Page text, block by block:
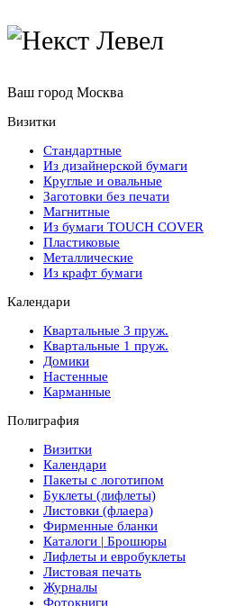
Ваш город Москва
Визитки
Стандартные
Из дизайнерской бумаги
Круглые и овальные
Заготовки без печати
Магнитные
Из бумаги TOUCH COVER
Пластиковые
Металлические
Из крафт бумаги
Календари
Квартальные 3 пруж.
Квартальные 1 пруж.
Домики
Настенные
Карманные
Полиграфия
Визитки
Календари
Пакеты с логотипом
Буклеты (лифлеты)
Листовки (флаера)
Фирменные бланки
Каталоги | Брошюры
Лифлеты и евробуклеты
Листовая печать
Журналы
Фотокниги